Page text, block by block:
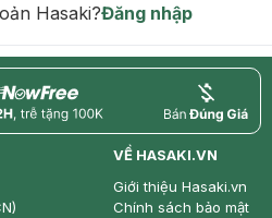
Hasaki?Đăng nhập
price
VỀ HASAKI.VN
Giới thiệu Hasaki.vn
Chính sách bảo mật